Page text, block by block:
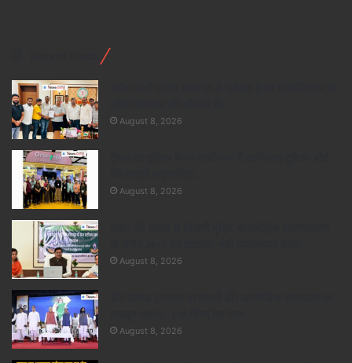
August 8, 2026
August 8, 2026
August 8, 2026
August 8, 2026